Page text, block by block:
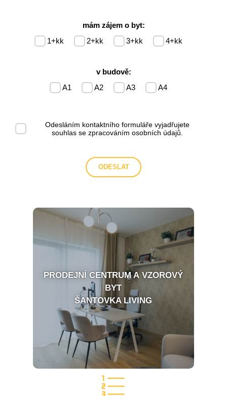
mám zájem o byt:
1+kk 2+kk 3+kk 4+kk
v budově:
A1 A2 A3 A4
Odesláním kontaktního formuláře vyjadřujete
souhlas se zpracováním osobních údajů
PRODEJNÍ CENTRUM A VZOROVÝ
BYT
ŠANTOVKA LIVING